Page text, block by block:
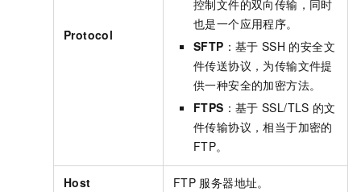
Protocol
控制文件的双向传输，同时
也是一个应用程序。
SFTP ：基于 SSH 的安全文
件传送协议，为传输文件提
供一种安全的加密方法。
FTPS ：基于 SSL/TLS 的文
件传输协议，相当于加密的
FTP。
Host FTP 服务器地址。